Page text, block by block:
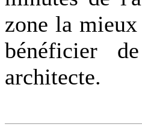
zone la
bénéficier
architecte.